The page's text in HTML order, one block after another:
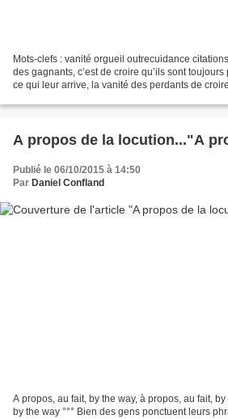
Mots-clefs : vanité orgueil outrecuidance
des gagnants, c’est de croire qu’ils sont
ce qui leur arrive, la vanité des perdants de croire
A propos de la locution..."A
Publié le 06/10/2015 à 14:50
Par Daniel Confland
A propos, au fait, by the way, à propos, au fait,
by the way °°° Bien des gens ponctuent leurs